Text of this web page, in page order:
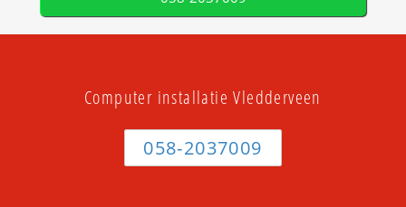
Computer installatie Vledderveen
058-2037009